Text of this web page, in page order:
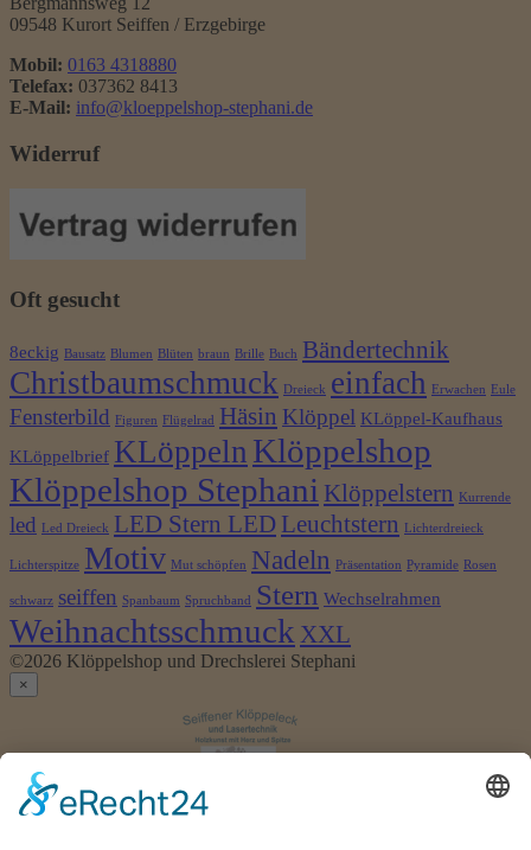
09548 Kurort Seiffen / Erzgebirge
Mobil: 0163 4318880
Telefax: 037362 8413
E-Mail: info@kloeppelshop-stephani.de
Widerruf
Oft gesucht
8eckig Bausatz Blumen Blüten braun Brille Buch Bändertechnik
Christbaumschmuck Dreieck einfach Erwachen Eule
Fensterbild Figuren Flügelrad Häsin Klöppel KLöppel-Kaufhaus
KLöppelbrief KLöppeln Klöppelshop
Klöppelshop Stephani Klöppelstern Kurrende
led Led Dreieck LED Stern LED Leuchtstern Lichterdreieck
Lichterspitze Motiv Mut schöpfen Nadeln Präsentation Pyramide Rosen
schwarz seiffen Spanbaum Spruchband Stern Wechselrahmen
Weihnachtsschmuck XXL
©2026 Klöppelshop und Drechslerei Stephani
×